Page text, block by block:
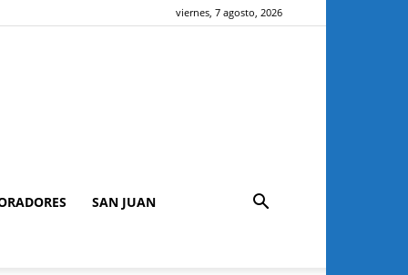
viernes, 7 agosto, 2026
SAN JUAN